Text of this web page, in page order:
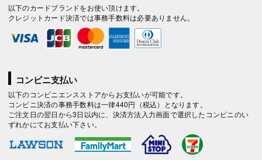
以下のカードブランドをお使い頂けます。
クレジットカード決済では事務手数料は必要ありません。
コンビニ支払い
以下のコンビニエンスストアからお支払いが可能です。
コンビニ決済の事務手数料は一律440円（税込）となります。
ご注文日の翌日から3日以内に、決済方法入力画面で選択したコンビニのい
ずれかにてお支払い下さい。